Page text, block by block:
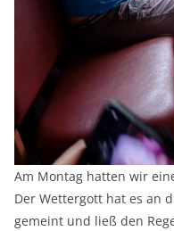
Am Montag hatten wir
Der Wettergott hat es an
gemeint und ließ den